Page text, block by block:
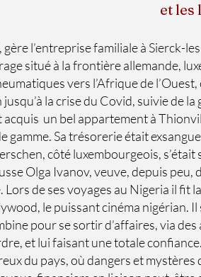
les librairies
l’entreprise familiale à Sierck-
situé à la frontière allemande,
vers l’Afrique de
la crise du Covid, suivie de
acquis un bel appartement à
gamme. Sa trésorerie était
côté luxembourgeois,
Olga Ivanov, veuve, depuis peu,
de ses voyages au Nigeria il fit
le puissant cinéma nigérian.
pour se sortir d’affaires, via
et lui faisant une totale
du pays, où dangers et